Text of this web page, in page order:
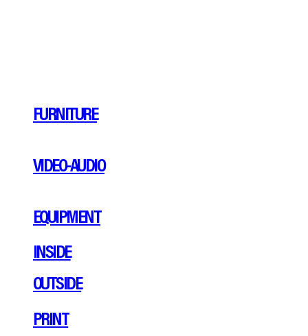
FURNITURE
VIDEO-AUDIO
EQUIPMENT
INSIDE
OUTSIDE
PRINT